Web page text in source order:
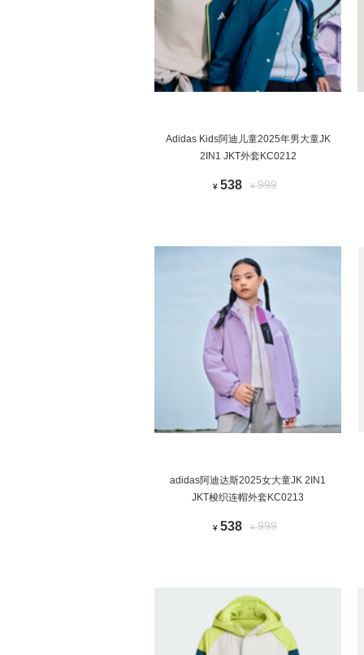
Adidas Kids阿迪儿童2025年男大童JK
2IN1 JKT外套KC0212
¥ 538 ¥999
adidas阿迪达斯2025女大童JK 2IN1
JKT梭织连帽外套KC0213
¥ 538 ¥999